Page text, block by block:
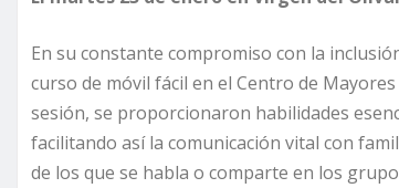
En su constante compromiso con la
curso de móvil fácil en el Centro de
sesión, se proporcionaron habilidades
facilitando así la comunicación vital con
de los que se habla o comparte en los